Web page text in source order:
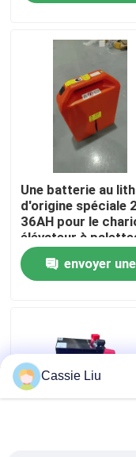
Au sujet de nous
Visite d'usine
Contrôle de
Demandez une
Lithium
Batterie de
Une batterie au
d'origine spéciale
36AH pour le
élévateur à
PET15N
envoyer une
Cassie Liu